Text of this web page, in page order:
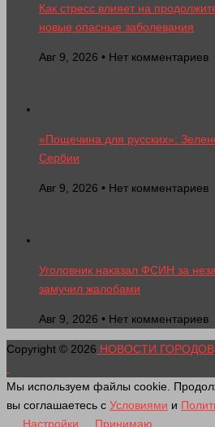
Как стресс влияет на
новые опасные заболевания
Авг 9, 2026 • Нет комментариев
«Пощечина для русских»:
Сербии
Авг 9, 2026 • Нет комментариев
Уголовник наказал ФСИН за
замучил жалобами
Авг 9, 2026 • Нет комментариев
Copyright © 2026 НОВОСТИ ГОРОДОВ
Мы используем файлы cookie.
вы соглашаетесь с Условиями и
Настройки
Принимаю